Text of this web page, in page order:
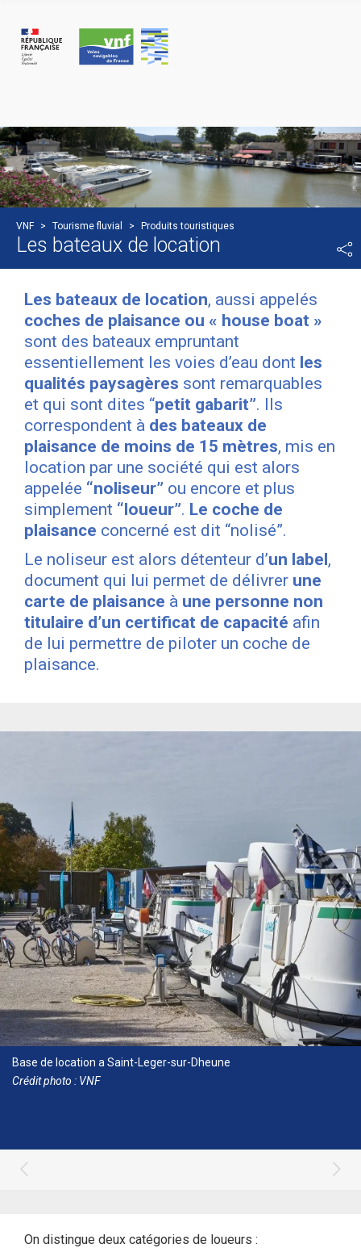
VNF > Tourisme fluvial > Produits touristiques
Les bateaux de location
Les bateaux de location, aussi appelés
coches de plaisance ou « house boat »
sont des bateaux empruntant
essentiellement les voies d’eau dont les
qualités paysagères sont remarquables
et qui sont dites “petit gabarit”. Ils
correspondent à des bateaux de
plaisance de moins de 15 mètres, mis en
location par une société qui est alors
appelée “noliseur” ou encore et plus
simplement “loueur”. Le coche de
plaisance concerné est dit “nolisé”.
Le noliseur est alors détenteur d’un label,
document qui lui permet de délivrer une
carte de plaisance à une personne non
titulaire d’un certificat de capacité afin
de lui permettre de piloter un coche de
plaisance.
Base de location a Saint-Leger-sur-Dheune
Crédit photo : VNF
On distingue deux catégories de loueurs :